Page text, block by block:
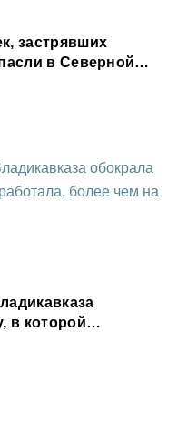
застрявших
в Северной
в которой